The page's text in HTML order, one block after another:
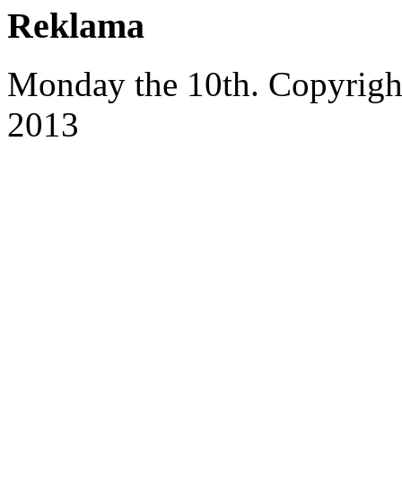
Reklama
Monday the 10th.
2013